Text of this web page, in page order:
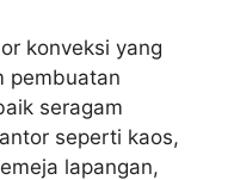
konveksi yang
pembuatan
seragam
seperti kaos,
lapangan,